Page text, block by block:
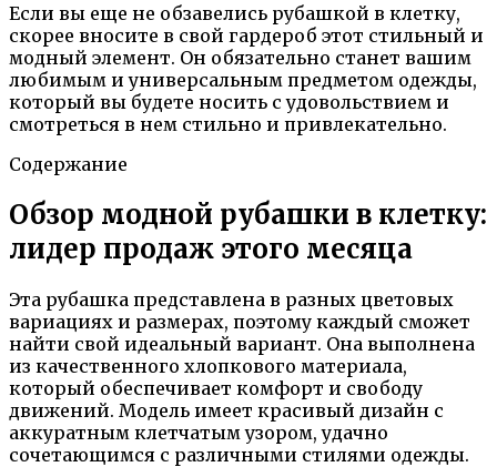
Если вы еще не обзавелись рубашкой в клетку,
скорее вносите в свой гардероб этот стильный и
модный элемент. Он обязательно станет вашим
любимым и универсальным предметом одежды,
который вы будете носить с удовольствием и
смотреться в нем стильно и привлекательно.
Содержание
Обзор модной рубашки в клетку:
лидер продаж этого месяца
Эта рубашка представлена в разных цветовых
вариациях и размерах, поэтому каждый сможет
найти свой идеальный вариант. Она выполнена
из качественного хлопкового материала,
который обеспечивает комфорт и свободу
движений. Модель имеет красивый дизайн с
аккуратным клетчатым узором, удачно
сочетающимся с различными стилями одежды.